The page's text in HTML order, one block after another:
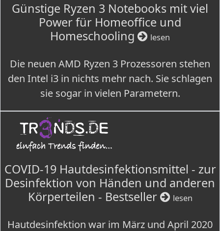
Günstige Ryzen 3 Notebooks mit viel
Power für Homeoffice und
Homeschooling
lesen
Die neuen AMD Ryzen 3 Prozessoren stehen
den Intel i3 in nichts mehr nach. Sie schlagen
sie sogar in vielen Parametern.
COVID-19 Hautdesinfektionsmittel - zur
Desinfektion von Händen und anderen
Körperteilen - Bestseller
lesen
Hautdesinfektion war im März und April 2020